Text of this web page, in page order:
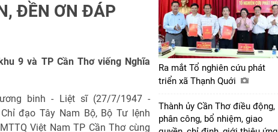
ĐỀN ƠN ĐÁP
9 và TP Cần Thơ viếng Nghĩa
binh - Liệt sĩ (27/7/1947 -
đạo Tây Nam Bộ, Bộ Tư lệnh
Việt Nam TP Cần Thơ cùng
Ra mắt Tổ nghiên cứu phát
triển xã Thạnh Quới
Thành ủy Cần Thơ điều động,
phân công, bổ nhiệm, giao